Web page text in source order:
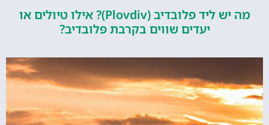
מה יש ליד פלובדיב (Plovdiv)? אילו טיולים או
יעדים שווים בקרבת פלובדיב?